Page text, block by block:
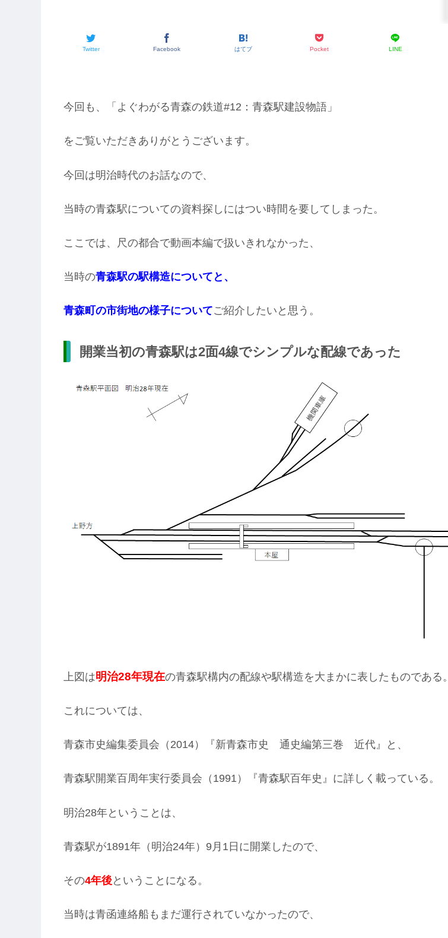
Twitter Facebook はてブ Pocket LINE
今回も、「よぐわがる青森の鉄道#12：青森駅建設物語」
をご覧いただきありがとうございます。
今回は明治時代のお話なので、
当時の青森駅についての資料探しにはつい時間を要してしまった。
ここでは、尺の都合で動画本編で扱いきれなかった、
当時の青森駅の駅構造についてと、
青森町の市街地の様子についてご紹介したいと思う。
開業当初の青森駅は2面4線でシンプルな配線であった
上図は明治28年現在の青森駅構内の配線や駅構造を大まかに表したものである。
これについては、
青森市史編集委員会（2014）『新青森市史 通史編第三巻 近代』と、
青森駅開業百周年実行委員会（1991）『青森駅百年史』に詳しく載っている。
明治28年ということは、
青森駅が1891年（明治24年）9月1日に開業したので、
その4年後ということになる。
当時は青函連絡船もまだ運行されていなかったので、